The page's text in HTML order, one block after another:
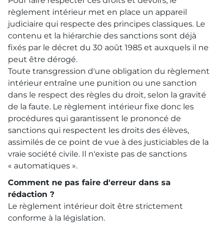
règlement intérieur met en place un appareil
judiciaire qui respecte des principes classiques. Le
contenu et la hiérarchie des sanctions sont déjà
fixés par le décret du 30 août 1985 et auxquels il ne
peut être dérogé.
Toute transgression d'une obligation du règlement
intérieur entraîne une punition ou une sanction
dans le respect des règles du droit, selon la gravité
de la faute. Le règlement intérieur fixe donc les
procédures qui garantissent le prononcé de
sanctions qui respectent les droits des élèves,
assimilés de ce point de vue à des justiciables de la
vraie société civile. Il n'existe pas de sanctions
« automatiques ».
Comment ne pas faire d'erreur dans sa
rédaction ?
Le règlement intérieur doit être strictement
conforme à la législation.